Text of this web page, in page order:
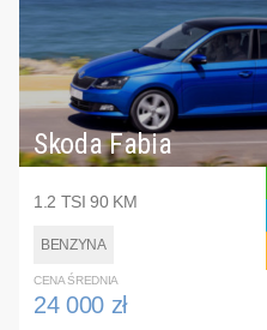
Skoda Fabia
1.2 TSI 90 KM
BENZYNA
CENA ŚREDNIA
24 000 zł